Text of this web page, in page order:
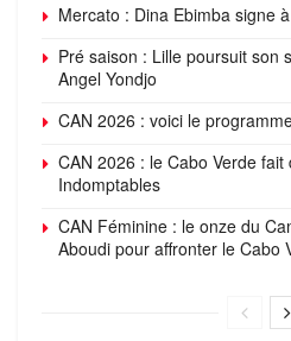
Mercato : Dina Ebimba signe
Pré saison : Lille poursuit son
Angel Yondjo
CAN 2026 : voici le
CAN 2026 : le Cabo Verde
Indomptables
CAN Féminine : le onze du
Aboudi pour affronter le Cabo